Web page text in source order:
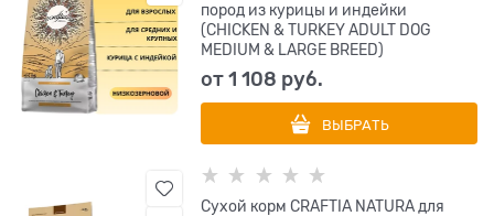
пород из курицы и индейки
(CHICKEN & TURKEY ADULT DOG
MEDIUM & LARGE BREED)
от1 108 руб.
ВЫБРАТЬ
Сухой корм CRAFTIA NATURA для